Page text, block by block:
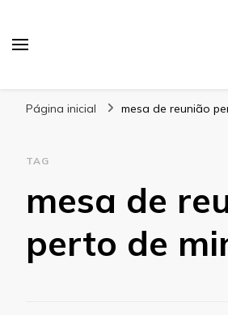
Página inicial mesa de reunião
TAG
mesa de
perto de